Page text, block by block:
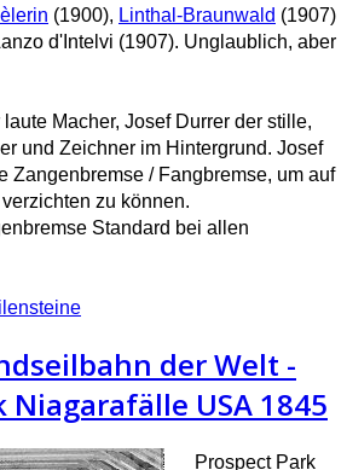
(1900), Linthal-Braunwald (1907)
d'Intelvi (1907). Unglaublich, aber
Macher, Josef Durrer der stille,
und Zeichner im Hintergrund. Josef
Zangenbremse / Fangbremse, um auf
zu können.
Standard bei allen
der Welt -
Niagarafälle USA 1845
Prospect Park